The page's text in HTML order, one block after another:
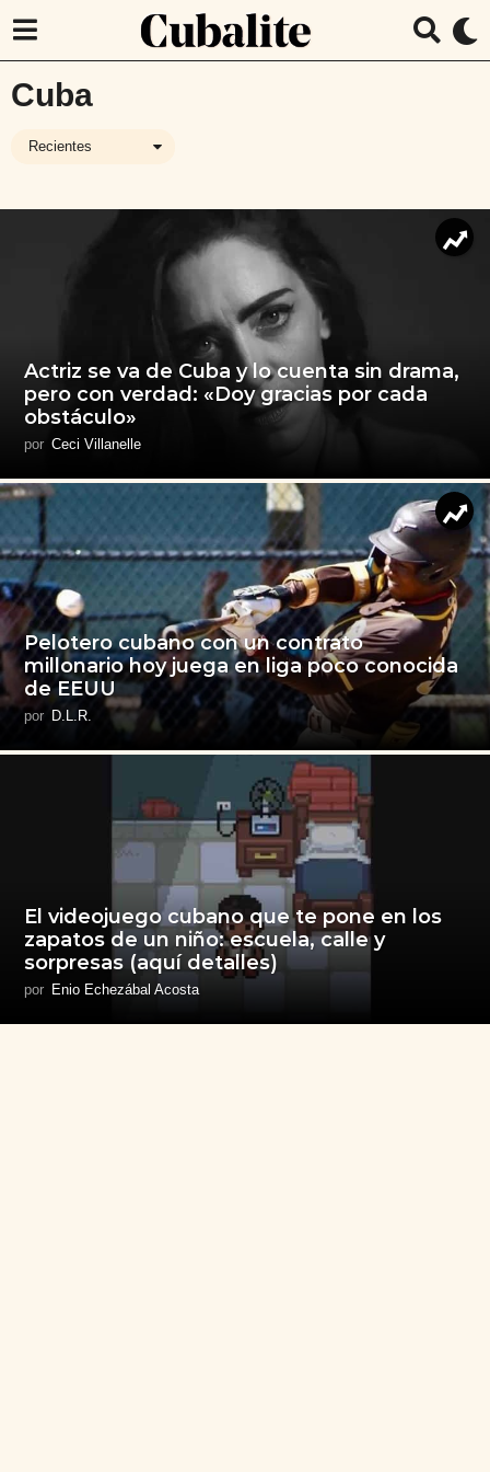
Cuba
Recientes
Actriz se va de Cuba y lo cuenta sin drama,
pero con verdad: «Doy gracias por cada
obstáculo»
por Ceci Villanelle
Pelotero cubano con un contrato
millonario hoy juega en liga poco conocida
de EEUU
por D.L.R.
El videojuego cubano que te pone en los
zapatos de un niño: escuela, calle y
sorpresas (aquí detalles)
por Enio Echezábal Acosta